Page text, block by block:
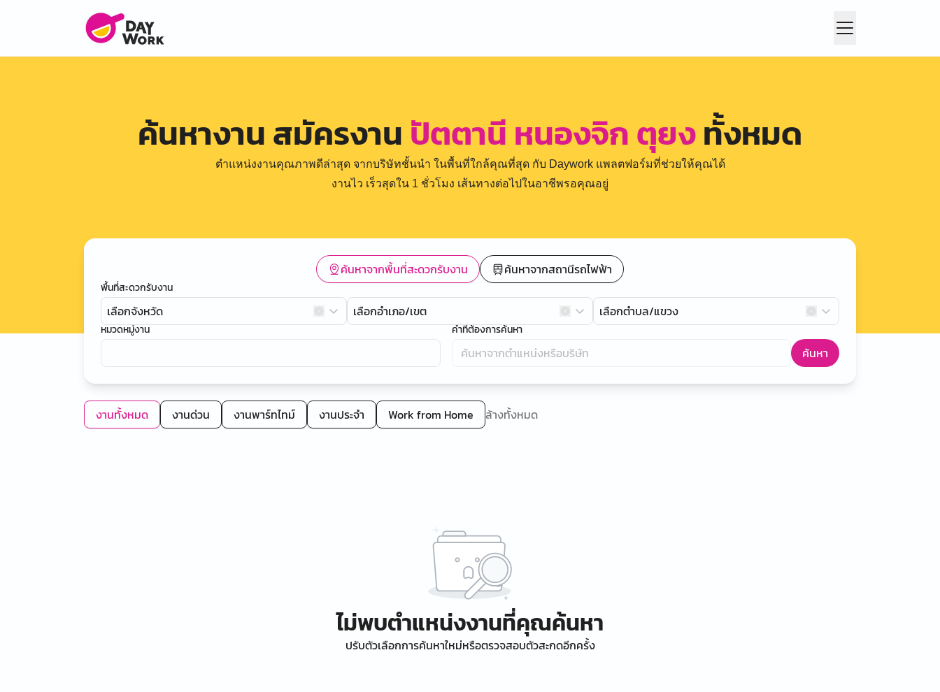
ค้นหางาน สมัครงาน ปัตตานี หนองจิก ตุยงทั้งหมด
ตำแหน่งงานคุณภาพดีล่าสุด จากบริษัทชั้นนำ ในพื้นที่ใกล้คุณที่สุด กับ Daywork แพลตฟอร์มที่ช่วยให้คุณได้
งานไว เร็วสุดใน 1 ชั่วโมง เส้นทางต่อไปในอาชีพรอคุณอยู่
ค้นหาจากพื้นที่สะดวกรับงาน ค้นหาจากสถานีรถไฟฟ้า
พื้นที่สะดวกรับงาน
เลือกจังหวัด เลือกอำเภอ/เขต เลือกตำบล/แขวง
หมวดหมู่งาน คำที่ต้องการค้นหา
ค้นหา
งานทั้งหมด งานด่วน งานพาร์ทไทม์ งานประจำ Work from Home ล้างทั้งหมด
ไม่พบตำแหน่งงานที่คุณค้นหา
ปรับตัวเลือกการค้นหาใหม่หรือตรวจสอบตัวสะกดอีกครั้ง